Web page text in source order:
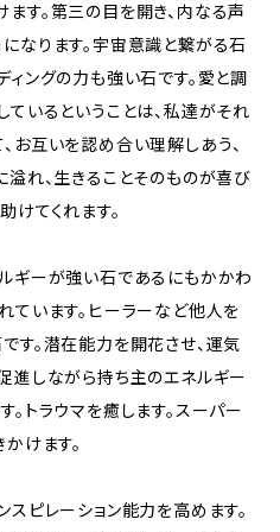
す。第三の目を開き、内なる声
なります。宇宙意識と繋がる石
ィングの力も強い石です。愛と調
ているということは、私達がそれ
お互いを認め合い理解しあう、
溢れ、生きることそのものが喜び
けてくれます。
ギーが強い石であるにもかかわ
ています。ヒーラーなど他人を
す。潜在能力を開花させ、運気
進しながら持ち主のエネルギー
トラウマを癒します。スーパー
けます。
ピレーション能力を高めます。